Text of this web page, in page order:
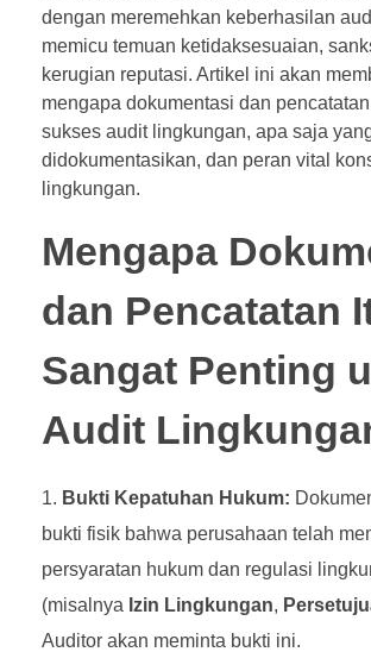
dengan meremehkan keberhasilan
memicu temuan ketidaksesuaian,
kerugian reputasi. Artikel ini akan
mengapa dokumentasi dan
sukses audit lingkungan, apa saja
didokumentasikan, dan peran vital
lingkungan.
Mengapa
dan Pencatatan
Sangat Penting
Audit
Bukti Kepatuhan Hukum:
bukti fisik bahwa perusahaan telah
persyaratan hukum dan regulasi
(misalnya Izin Lingkungan,
Auditor akan meminta bukti ini.